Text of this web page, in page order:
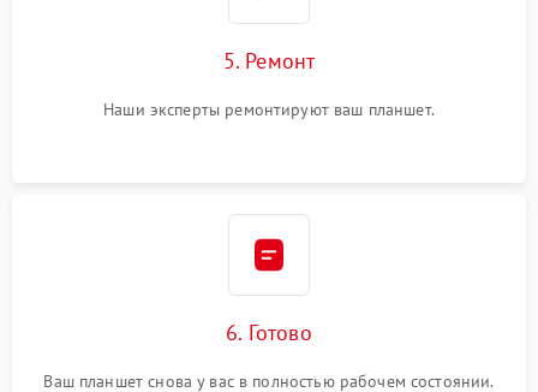
5. Ремонт
Наши эксперты ремонтируют ваш планшет.
6. Готово
Ваш планшет снова у вас в полностью рабочем состоянии.